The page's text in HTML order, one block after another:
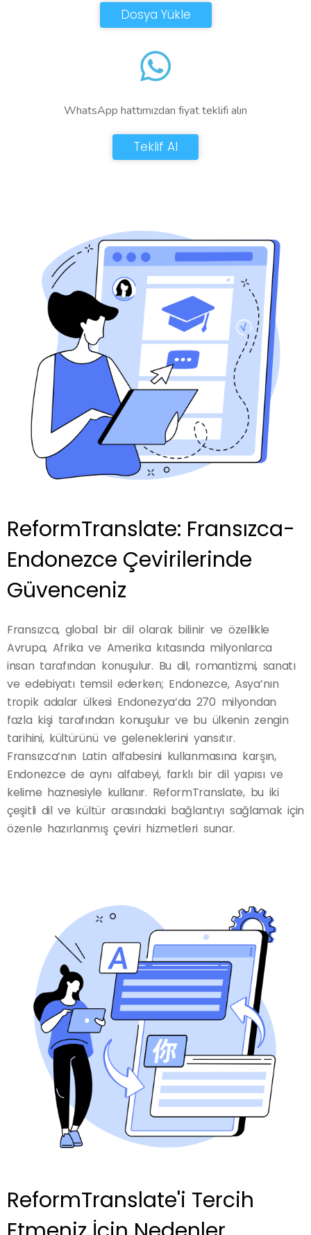
Dosya Yükle
WhatsApp hattımızdan fiyat teklifi alın
Teklif Al
ReformTranslate: Fransızca-
Endonezce Çevirilerinde
Güvenceniz
Fransızca, global bir dil olarak bilinir ve özellikle
Avrupa, Afrika ve Amerika kıtasında milyonlarca
insan tarafından konuşulur. Bu dil, romantizmi, sanatı
ve edebiyatı temsil ederken; Endonezce, Asya’nın
tropik adalar ülkesi Endonezya’da 270 milyondan
fazla kişi tarafından konuşulur ve bu ülkenin zengin
tarihini, kültürünü ve geleneklerini yansıtır.
Fransızca’nın Latin alfabesini kullanmasına karşın,
Endonezce de aynı alfabeyi, farklı bir dil yapısı ve
kelime haznesiyle kullanır. ReformTranslate, bu iki
çeşitli dil ve kültür arasındaki bağlantıyı sağlamak için
özenle hazırlanmış çeviri hizmetleri sunar.
ReformTranslate'i Tercih